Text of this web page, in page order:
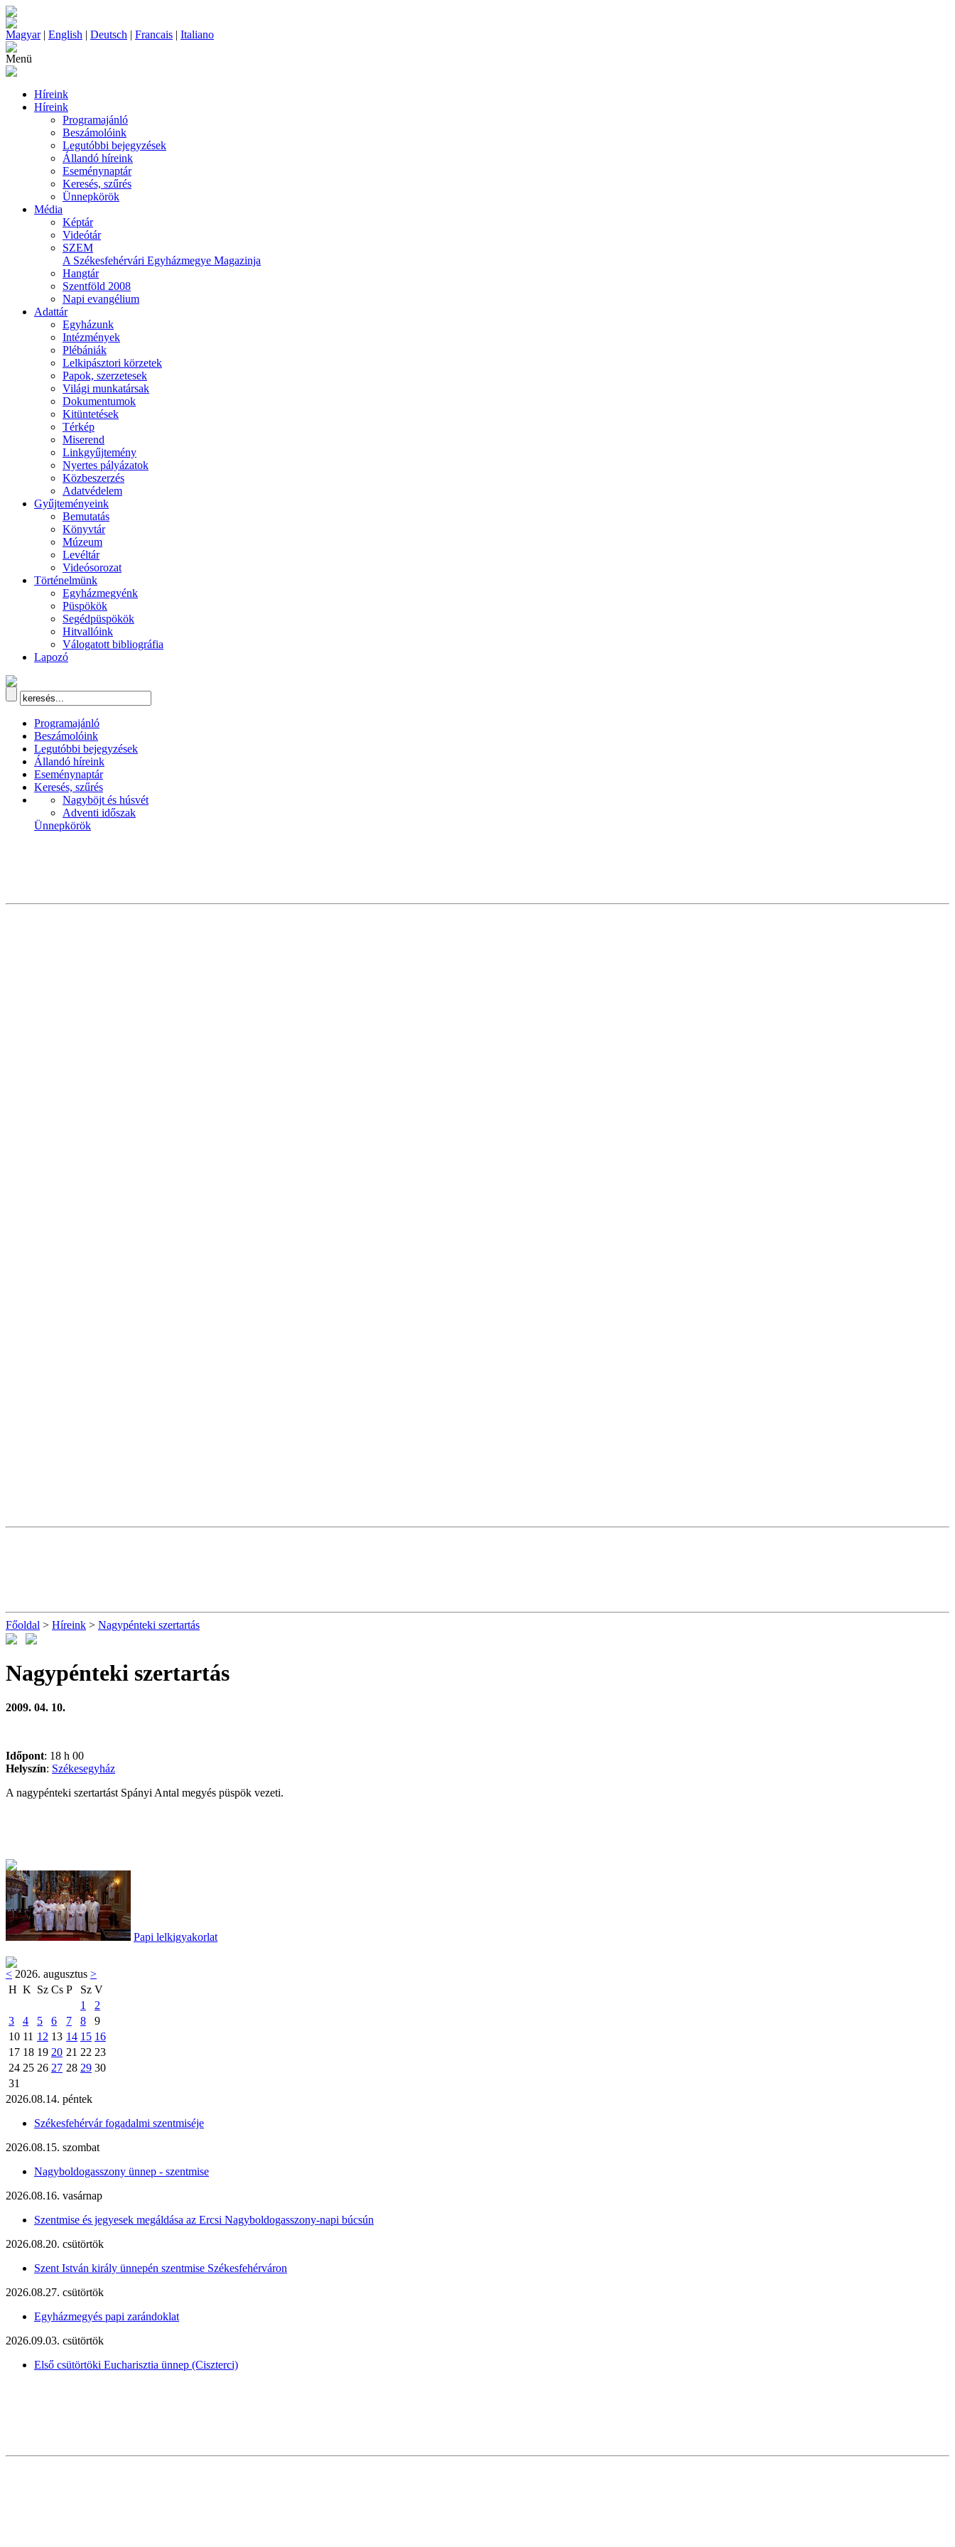
Magyar| English | Deutsch | Francais | Italiano
Menü
Híreink
Híreink
Programajánló
Beszámolóink
Legutóbbi bejegyzések
Állandó híreink
Eseménynaptár
Keresés, szűrés
Ünnepkörök
Média
Képtár
Videótár
SZEM
A Székesfehérvári Egyházmegye Magazinja
Hangtár
Szentföld 2008
Napi evangélium
Adattár
Egyházunk
Intézmények
Plébániák
Lelkipásztori körzetek
Papok, szerzetesek
Világi munkatársak
Dokumentumok
Kitüntetések
Térkép
Miserend
Linkgyűjtemény
Nyertes pályázatok
Közbeszerzés
Adatvédelem
Gyűjteményeink
Bemutatás
Könyvtár
Múzeum
Levéltár
Videósorozat
Történelmünk
Egyházmegyénk
Püspökök
Segédpüspökök
Hitvallóink
Válogatott bibliográfia
Lapozó
Programajánló
Beszámolóink
Legutóbbi bejegyzések
Állandó híreink
Eseménynaptár
Keresés, szűrés
Nagyböjt és húsvét
Adventi időszak
Ünnepkörök
Főoldal > Híreink > Nagypénteki szertartás
Nagypénteki szertartás
2009. 04. 10.
Időpont: 18 h 00
Helyszín: Székesegyház
A nagypénteki szertartást Spányi Antal megyés püspök vezeti.
Papi lelkigyakorlat
< 2026. augusztus >
H K Sz Cs P Sz V
1
2
3
4 5 6 7 8
9
10 11 12 13 14 15 16
17 18 19 20 21 22 23
24 25 26 27 28 29 30
31
2026.08.14. péntek
Székesfehérvár fogadalmi szentmiséje
2026.08.15. szombat
Nagyboldogasszony ünnep - szentmise
2026.08.16. vasárnap
Szentmise és jegyesek megáldása az Ercsi Nagyboldogasszony-napi búcsún
2026.08.20. csütörtök
Szent István király ünnepén szentmise Székesfehérváron
2026.08.27. csütörtök
Egyházmegyés papi zarándoklat
2026.09.03. csütörtök
Első csütörtöki Eucharisztia ünnep (Ciszterci)